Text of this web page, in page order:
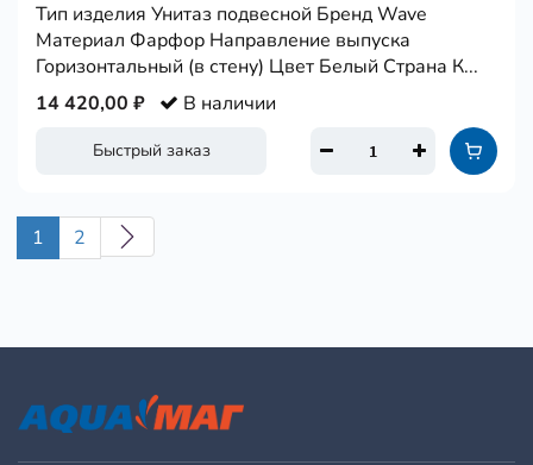
Тип изделия Унитаз подвесной Бренд Wave
Материал Фарфор Направление выпуска
Горизонтальный (в стену) Цвет Белый Страна К...
Быстрый заказ
14 420,00 ₽ В наличии
1 2